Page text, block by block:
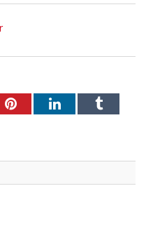
PinterestLinkedInTumblr